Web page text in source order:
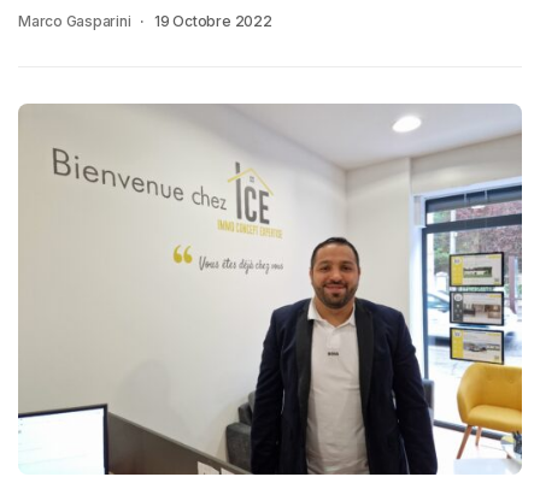
Marco Gasparini 19 Octobre 2022